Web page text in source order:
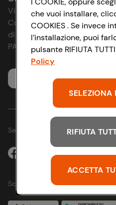
D&I e Parità di Genere
Strategia Fiscale
News & Approfondimenti
Richiami prodotto
Whistleblowing
Via Michelino, 59 | 40127
Codice Fiscale e Registro
di Bologna 00865960157
PARTITA IVA 03320960374
Seguici sui Social:
Scarica l'app
che vuoi installare,
COOKIES . Se invece
l’installazione, puoi
pulsante RIFIUTA
Policy
SELEZIONA
RIFIUTA